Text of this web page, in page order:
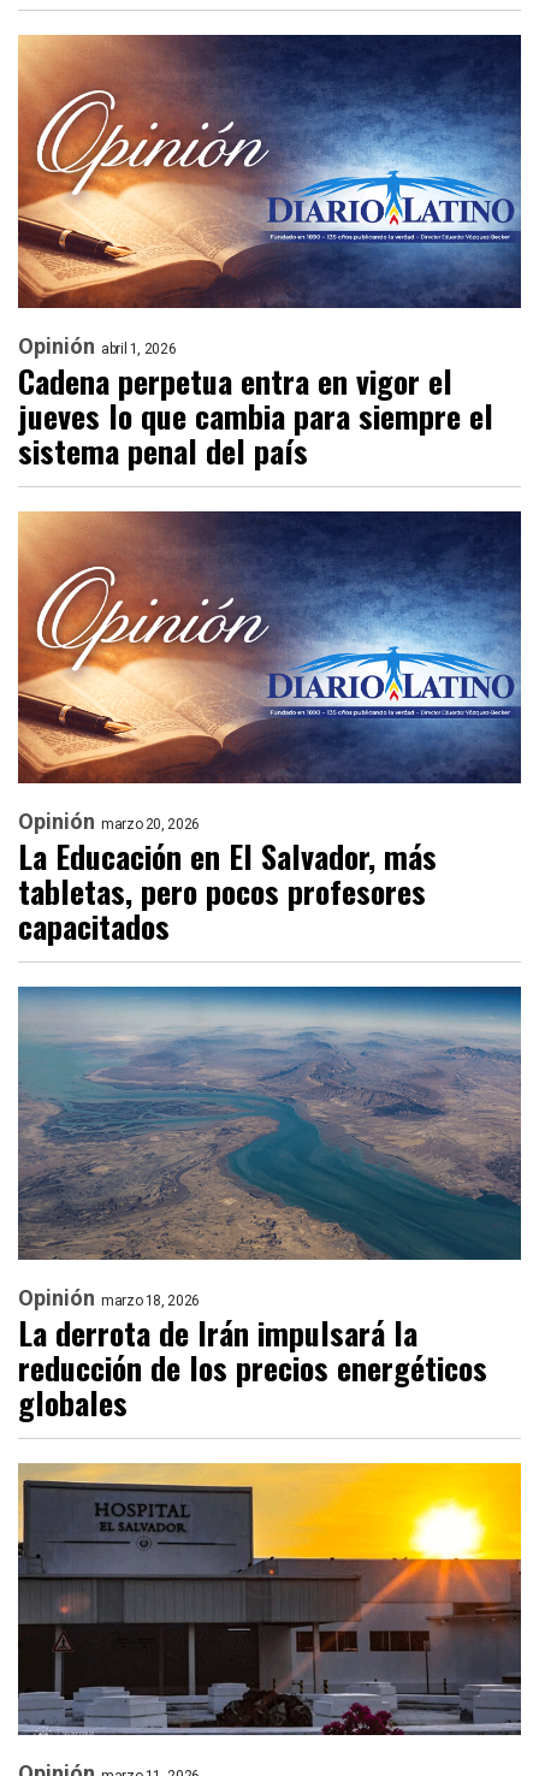
Opinión abril 1, 2026
Cadena perpetua entra en vigor el
jueves lo que cambia para siempre el
sistema penal del país
Opinión marzo 20, 2026
La Educación en El Salvador, más
tabletas, pero pocos profesores
capacitados
Opinión marzo 18, 2026
La derrota de Irán impulsará la
reducción de los precios energéticos
globales